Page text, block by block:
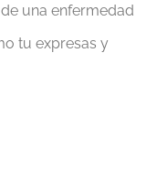
una enfermedad
tu expresas y